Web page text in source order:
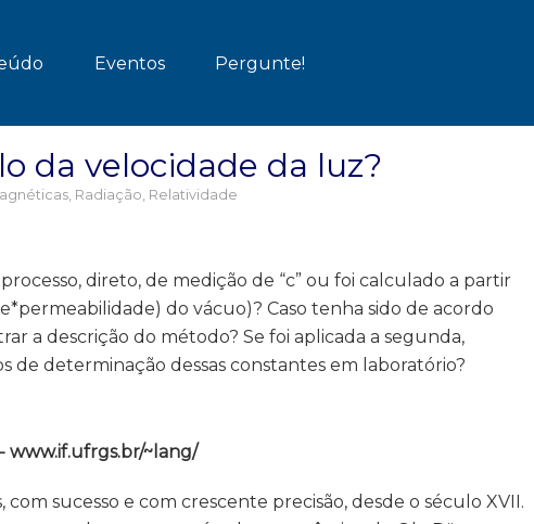
Eventos Pergunte!
da velocidade da luz?
, Radiação, Relatividade
direto, de medição de “c” ou foi calculado a partir
do vácuo)? Caso tenha sido de acordo
a descrição do método? Se foi aplicada a segunda,
de determinação dessas constantes em laboratório?
www.if.ufrgs.br/~lang/
sucesso e com crescente precisão, desde o século XVII.